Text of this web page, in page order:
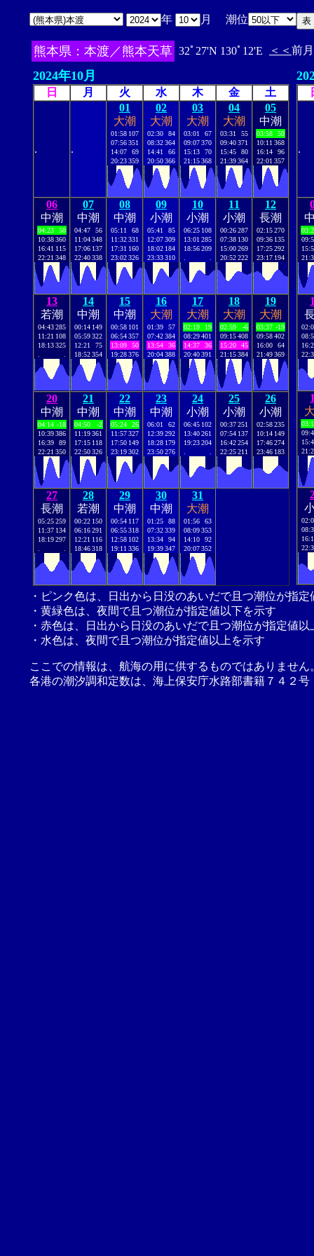
年 月 潮位
熊本県：本渡／熊本天草 32ﾟ27'N 130ﾟ12'E ＜＜ 前月
2024年10月
日 月 火 水 木 金 土
. .
01
大潮
01:58 107
07:56351
14:07
69
20:23359
02
大潮
02:30
84
08:32364
14:41
66
20:50366
03
大潮
03:01
67
09:07370
15:13
70
21:15368
04
大潮
03:31
55
09:40371
15:45
80
21:39364
05
中潮
03:58
50
10:11 368
16:14
96
22:01 357
06
中潮
04:23
50
10:38360
16:41 115
22:21 348
07
中潮
04:47
56
11:04348
17:06 137
22:40338
08
中潮
05:11
68
11:32331
17:31 160
23:02326
09
小潮
05:41
85
12:07309
18:02 184
23:33310
10
小潮
06:25 108
13:01 285
18:56209
11
小潮
00:26287
07:38 130
15:00269
20:52222
12
長潮
02:15270
09:36 135
17:25292
23:17 194
13
若潮
04:43285
11:21 108
18:13325
14
中潮
00:14 149
05:59322
12:21
75
18:52354
15
中潮
00:58 101
06:54357
13:09
50
19:28376
16
大潮
01:39
57
07:42384
13:54
36
20:04388
17
大潮
02:19
19
08:29401
14:37
36
20:40391
18
大潮
02:59
-6
09:15408
15:20
45
21:15384
19
大潮
03:37 -19
09:58402
16:00
64
21:49369
20
中潮
04:14 -18
10:39386
16:39
89
22:21 350
21
中潮
04:50
-2
11:19361
17:15 118
22:50326
22
中潮
05:24
26
11:57327
17:50 149
23:19302
23
中潮
06:01
62
12:39292
18:28 179
23:50276
24
小潮
06:45 102
13:40261
19:23204
25
小潮
00:37251
07:54 137
16:42254
22:25211
26
小潮
02:58235
10:14 149
17:46274
23:46 183
27
長潮
05:25259
11:37 134
18:19297
28
若潮
00:22 150
06:16291
12:21 116
18:46318
29
中潮
00:54 117
06:55318
12:58 102
19:11 336
30
中潮
01:25
88
07:32339
13:34
94
19:39347
31
大潮
01:56
63
08:09353
14:10
92
20:07352
.
・ピンク色は、日出から日没のあいだで且つ潮位が指
・黄緑色は、夜間で且つ潮位が指定値以下を示す
・赤色は、日出から日没のあいだで且つ潮位が指定値以
・水色は、夜間で且つ潮位が指定値以上を示す
ここでの情報は、航海の用に供するものではありませ
各港の潮汐調和定数は、海上保安庁水路部書籍７４２